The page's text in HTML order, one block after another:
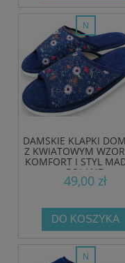
DAMSKIE KLAPKI
Z KWIATOWYM
KOMFORT I STYL
POLAND
49,00 zł
DO KOSZYKA
nowość